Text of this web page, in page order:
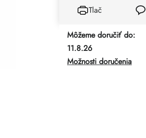
Môžeme doručiť do:
11.8.26
Možnosti doručenia
Tlač